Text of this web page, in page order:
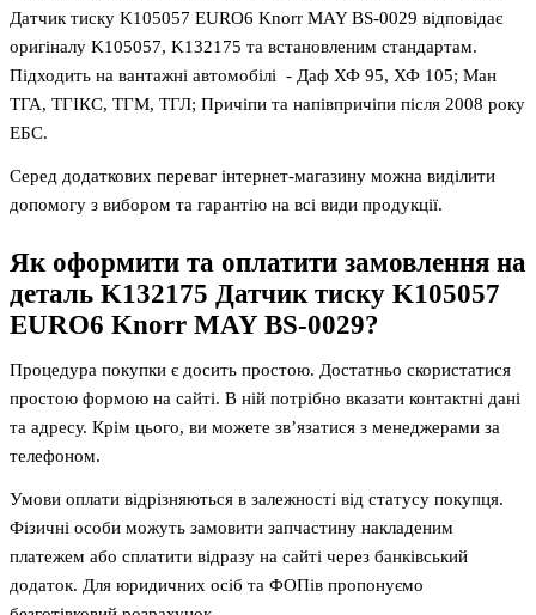
Датчик тиску K105057 EURO6 Knorr MAY BS-0029 відповідає
оригіналу K105057, K132175 та встановленим стандартам.
Підходить на вантажні автомобілі - Даф ХФ 95, ХФ 105; Ман
ТГА, ТГІКС, ТГМ, ТГЛ; Причіпи та напівпричіпи після 2008 року
ЕБС.
Серед додаткових переваг інтернет-магазину можна виділити
допомогу з вибором та гарантію на всі види продукції.
Як оформити та оплатити замовлення на
деталь K132175 Датчик тиску K105057
EURO6 Knorr MAY BS-0029?
Процедура покупки є досить простою. Достатньо скористатися
простою формою на сайті. В ній потрібно вказати контактні дані
та адресу. Крім цього, ви можете зв’язатися з менеджерами за
телефоном.
Умови оплати відрізняються в залежності від статусу покупця.
Фізичні особи можуть замовити запчастину накладеним
платежем або сплатити відразу на сайті через банківський
додаток. Для юридичних осіб та ФОПів пропонуємо